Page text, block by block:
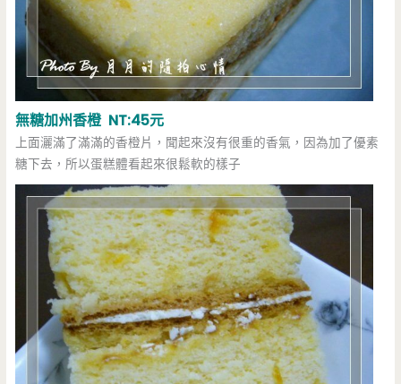
無糖加州香橙 NT:45元
上面灑滿了滿滿的香橙片，聞起來沒有很重的香氣，因為加了優素
糖下去，所以蛋糕體看起來很鬆軟的樣子